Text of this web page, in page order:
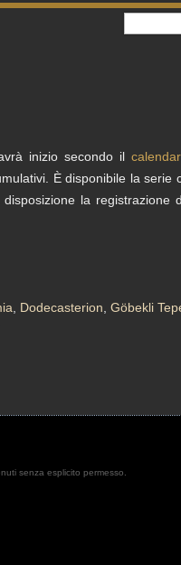
inizio secondo il
È disponibile la serie
la registrazione
, Dodecasterion, Göbekli
senza esplicito permesso.